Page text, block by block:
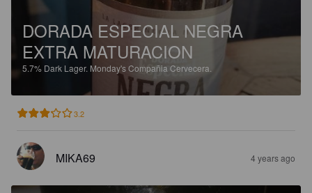
DORADA ESPECIAL NEGRA
EXTRA MATURACION
5.7% Dark Lager. Monday's Compañia Cervecera.
3.2
MIKA69 4 years ago